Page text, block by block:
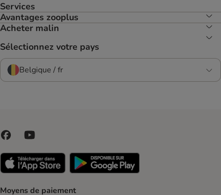
Services
Avantages zooplus
Acheter malin
Sélectionnez votre pays
Belgique / fr
Moyens de paiement